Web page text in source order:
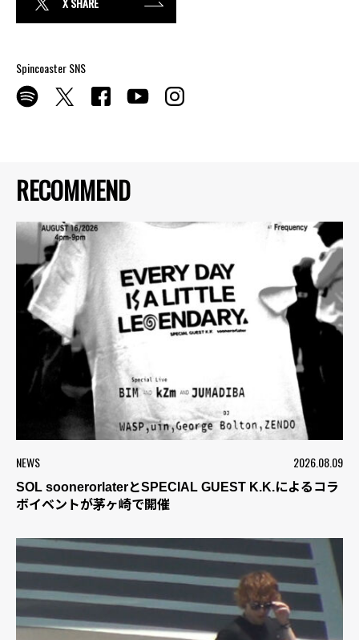
RECOMMEND
NEWS 2026.08.09
SOL soonerorlaterとSPECIAL GUEST K.K.によるコラ
ボイベントが茅ヶ崎で開催
Spincoaster SNS